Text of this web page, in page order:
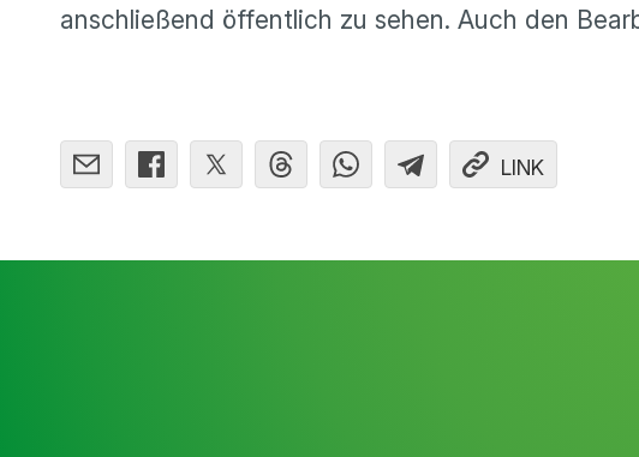
anschließend öffentlich zu sehen. Auch den
LINK